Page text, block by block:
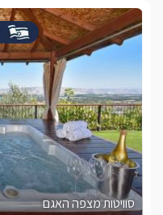
סוויטות מצפה האגם